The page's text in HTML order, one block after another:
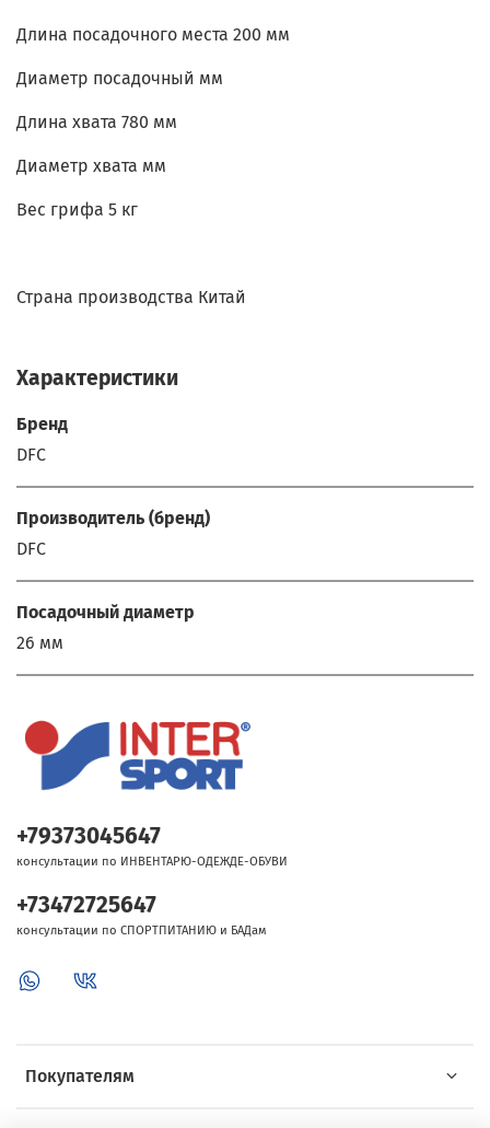
Длина посадочного места 200 мм
Диаметр посадочный мм
Длина хвата 780 мм
Диаметр хвата мм
Вес грифа 5 кг
Страна производства Китай
Характеристики
Бренд
DFC
Производитель (бренд)
DFC
Посадочный диаметр
26 мм
Покупателям
+79373045647
консультации по ИНВЕНТАРЮ-ОДЕЖДЕ-ОБУВИ
+73472725647
консультации по СПОРТПИТАНИЮ и БАДам